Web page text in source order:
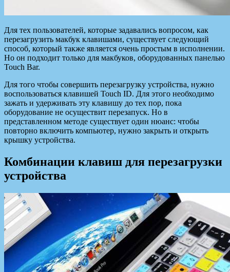
Для тех пользователей, которые задавались вопросом, как
перезагрузить макбук клавишами, существует следующий
способ, который также является очень простым в исполнении.
Но он подходит только для макбуков, оборудованных панелью
Touch Bar.
Для того чтобы совершить перезагрузку устройства, нужно
воспользоваться клавишей Touch ID. Для этого необходимо
зажать и удерживать эту клавишу до тех пор, пока
оборудование не осуществит перезапуск. Но в
представленном методе существует один нюанс: чтобы
повторно включить компьютер, нужно закрыть и открыть
крышку устройства.
Комбинации клавиш для перезагрузки
устройства